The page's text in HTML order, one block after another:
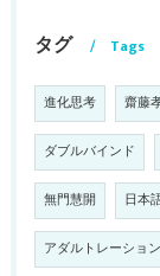
タグ Tags
進化思考 齋藤
ダブルバインド
無門慧開 日本
アダルトレーション